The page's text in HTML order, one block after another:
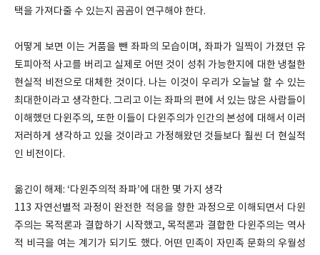
택을 가져다줄 수 있는지 곰곰이 연구해야 한다.
어떻게 보면 이는 거품을 뺀 좌파의 모습이며, 좌파가 일찍이 가졌던 유
토피아적 사고를 버리고 실제로 어떤 것이 성취 가능한지에 대한 냉철한
현실적 비전으로 대체한 것이다. 나는 이것이 우리가 오늘날 할 수 있는
최대한이라고 생각한다. 그리고 이는 좌파의 편에 서 있는 많은 사람들이
이해했던 다윈주의, 또한 이들이 다윈주의가 인간의 본성에 대해서 이러
저러하게 생각하고 있을 것이라고 가정해왔던 것들보다 훨씬 더 현실적
인 비전이다.
옮긴이 해제: ‘다윈주의적 좌파’에 대한 몇 가지 생각
113 자연선별적 과정이 완전한 적응을 향한 과정으로 이해되면서 다윈
주의는 목적론과 결합하기 시작했고, 목적론과 결합한 다윈주의는 역사
적 비극을 여는 계기가 되기도 했다. 어떤 민족이 자민족 문화의 우월성